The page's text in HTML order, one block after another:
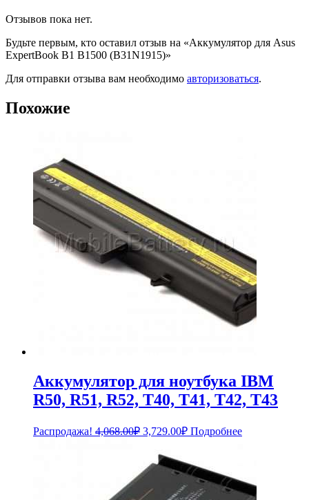
Отзывов пока нет.
Будьте первым, кто оставил отзыв на «Аккумулятор для Asus
ExpertBook B1 B1500 (B31N1915)»
Для отправки отзыва вам необходимо авторизоваться.
Похожие
Аккумулятор для ноутбука IBM
R50, R51, R52, T40, T41, T42, T43
Распродажа! 4,068.00₽ Первоначальная
составляла
4,068.00₽.
3,729.00₽Текущая
цена:
Подробнее